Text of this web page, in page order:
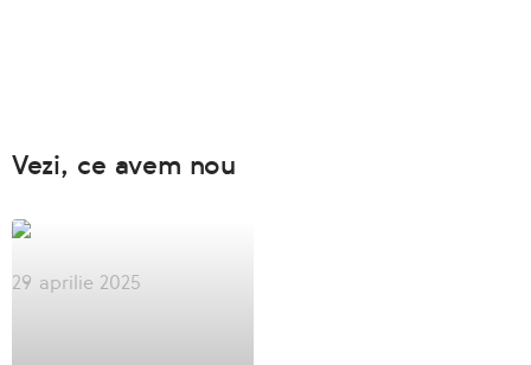
Vezi, ce avem nou
29 aprilie 2025